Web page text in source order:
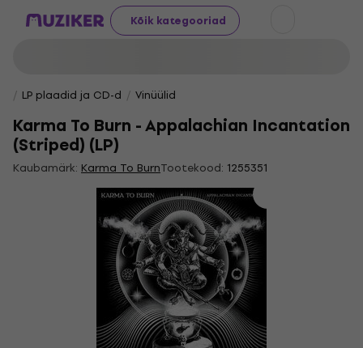
Kõik kategooriad
LP plaadid ja CD-d Vinüülid
Karma To Burn - Appalachian Incantation
(Striped) (LP)
Kaubamärk: Karma To BurnTootekood: 1255351